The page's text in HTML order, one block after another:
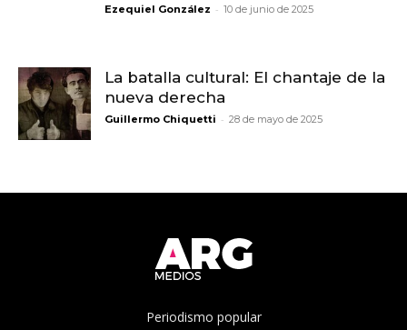
Ezequiel González - 10 de junio de 2025
La batalla cultural: El chantaje de la
nueva derecha
Guillermo Chiquetti - 28 de mayo de 2025
Periodismo popular